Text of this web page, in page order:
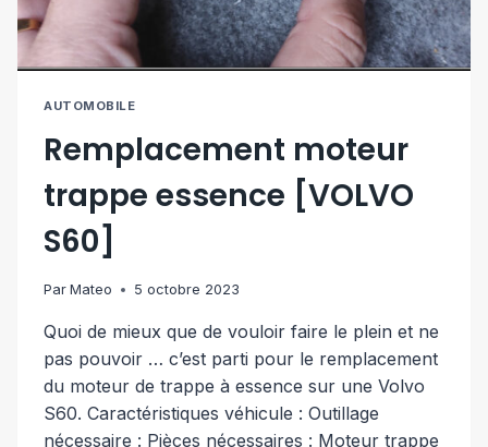
AUTOMOBILE
Remplacement moteur
trappe essence [VOLVO
S60]
Par Mateo 5 octobre 2023
Quoi de mieux que de vouloir faire le plein et ne
pas pouvoir … c’est parti pour le remplacement
du moteur de trappe à essence sur une Volvo
S60. Caractéristiques véhicule : Outillage
nécessaire : Pièces nécessaires : Moteur trappe